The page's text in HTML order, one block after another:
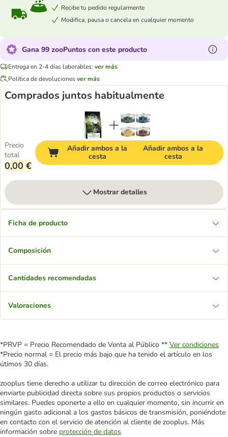
Recibe tu pedido regularmente
Modifica, pausa o cancela en cualquier momento
Gana 99 zooPuntos con este producto
Entrega en 2-4 días laborables: ver más
Política de devolucionesver más
Comprados juntos habitualmente
Precio
total
0,00 €
Añadir ambos a la
cesta
Añadir ambos a la
cesta
Mostrar detalles
Ficha de producto
Composición
Cantidades recomendadas
Valoraciones
*PRVP = Precio Recomendado de Venta al Público ** Ver condiciones
*Precio normal = El precio más bajo que ha tenido el artículo en los
útimos 30 días.
zooplus tiene derecho a utilizar tu dirección de correo electrónico para
enviarte publicidad directa sobre sus propios productos o servicios
similares. Puedes oponerte a ello en cualquier momento, sin incurrir en
ningún gasto adicional a los gastos básicos de transmisión, poniéndote
en contacto con el servicio de atención al cliente de zooplus. Más
información sobre protección de datos